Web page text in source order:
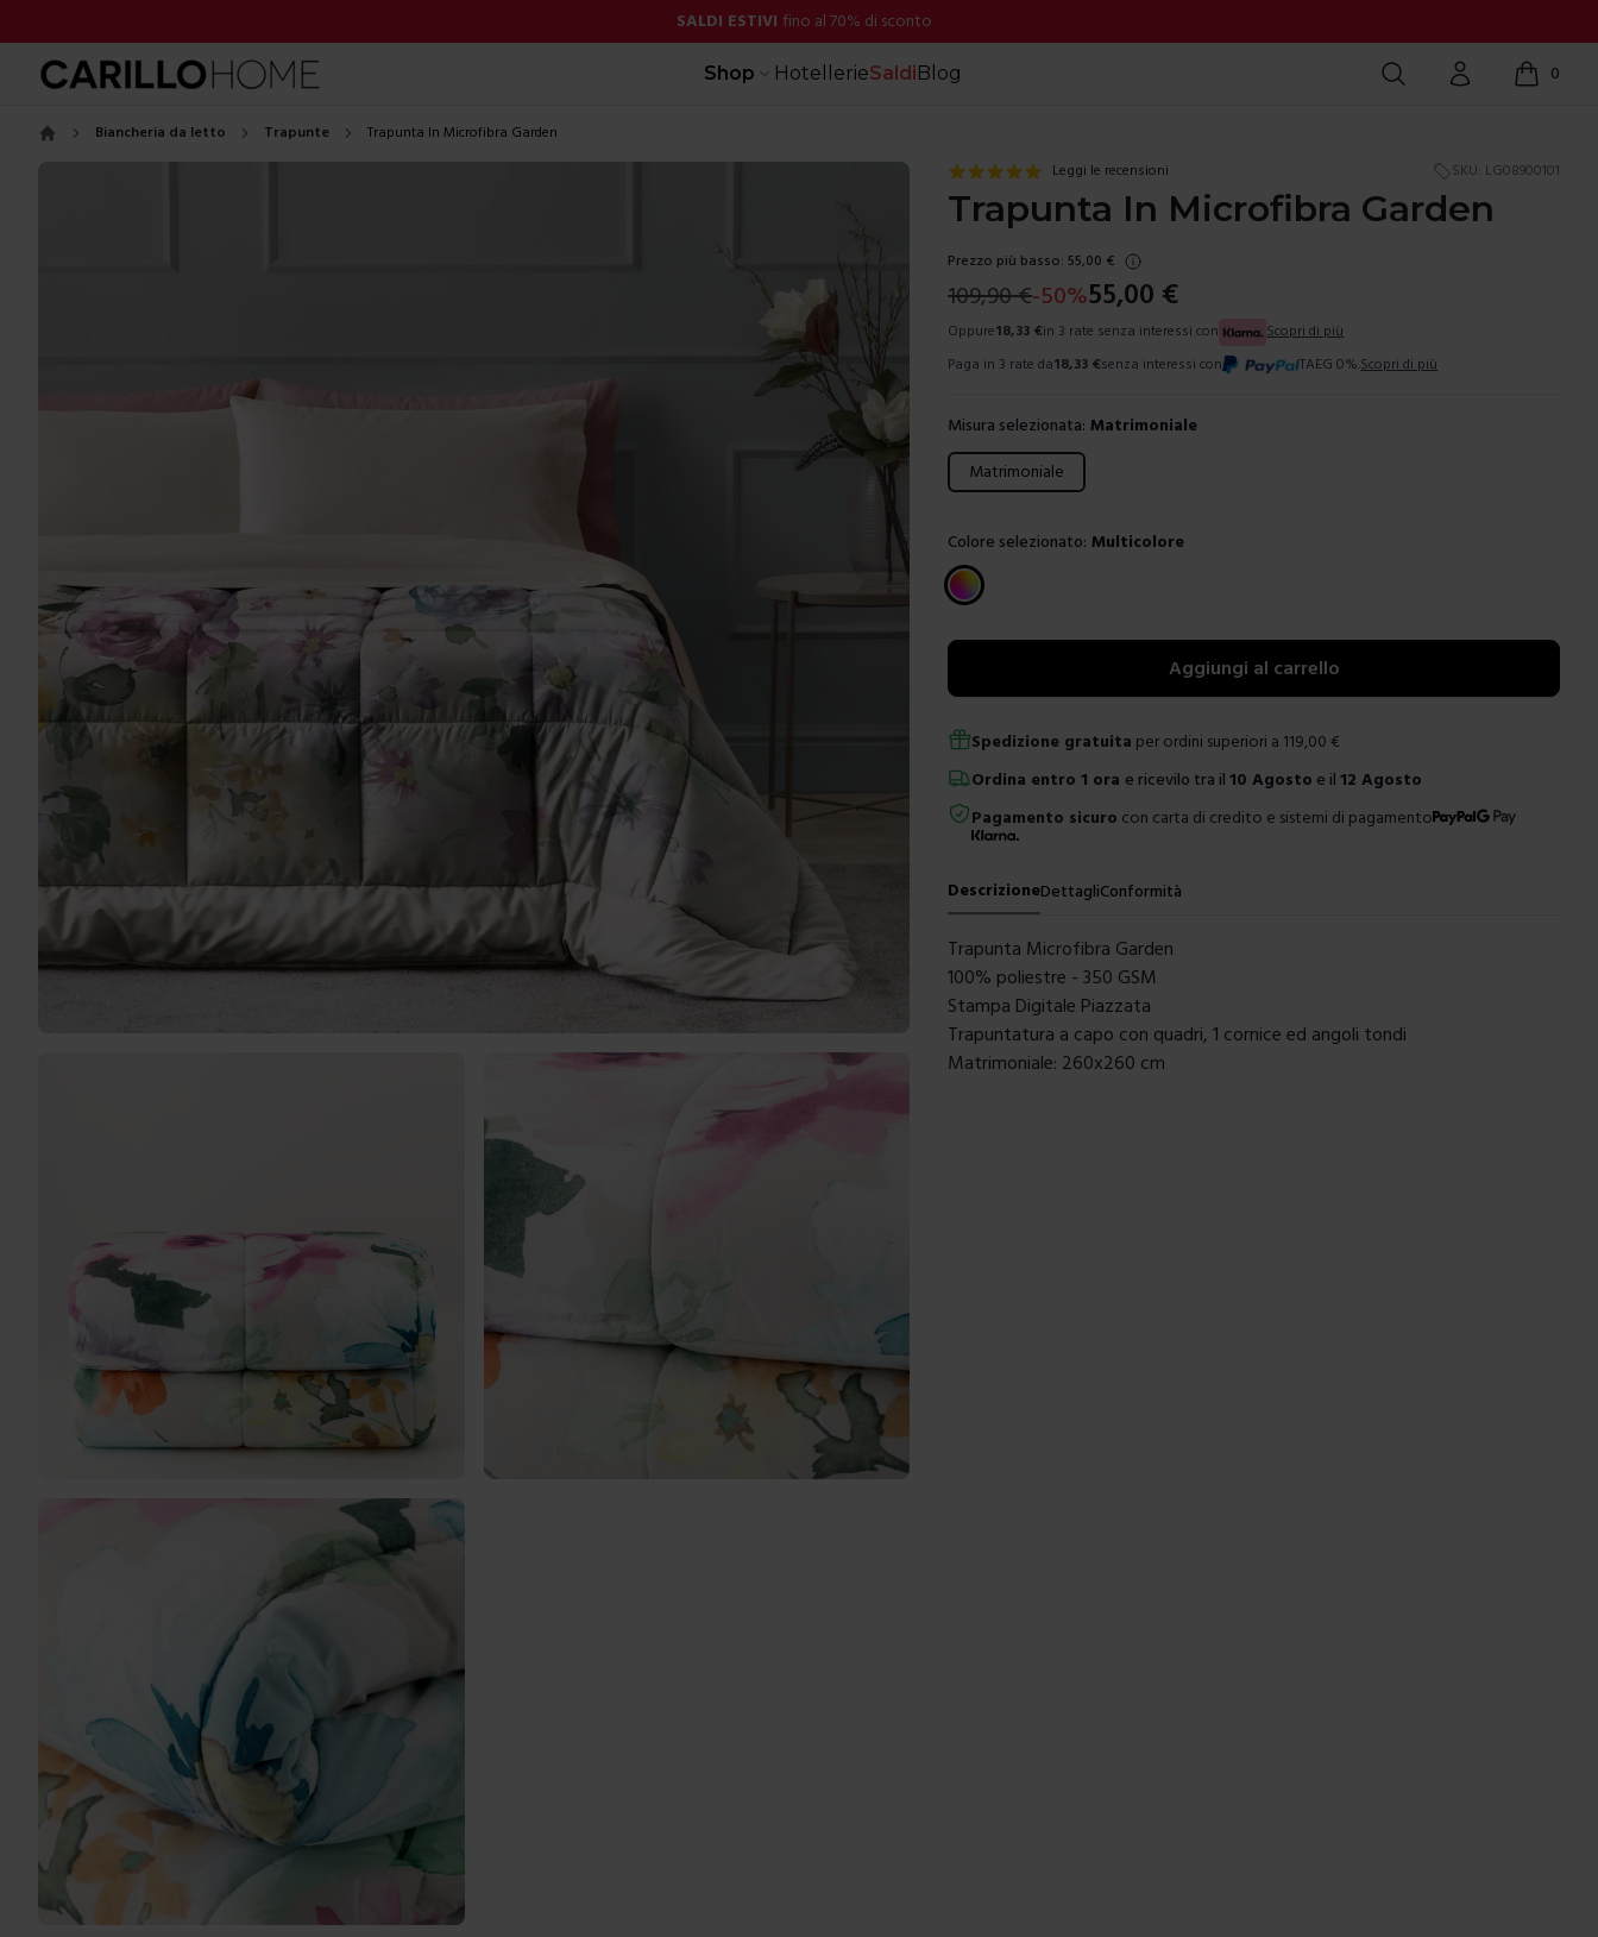
SALDI ESTIVI fino al 70% di sconto
Shop HotellerieSaldiBlog Cerca Account 0
items in
Biancheria da letto Trapunte Trapunta In Microfibra Garden
Leggi le recensioni SKU: LG08900101
Trapunta In Microfibra Garden
Prezzo più basso: 55,00 €
109,90€-50%55,00 €
Oppure18,33 €in 3 rate senza interessi con
Scopri di più
Paga in 3 rate da18,33 €senza interessi con TAEG 0%. Scopri di più
Misura selezionata: Matrimoniale
Scegli una misura
Matrimoniale
Colore selezionato: Multicolore
Scegli un colore
Aggiungi al carrello
Spedizione gratuita per ordini superiori a 119,00 €
Ordina entro1 ora e ricevilo tra il10 Agosto e il 12 Agosto
Pagamento sicuro con carta di credito e sistemi di pagamento
DescrizioneDettagliConformità
Trapunta Microfibra Garden
100% poliestre - 350 GSM
Stampa Digitale Piazzata
Trapuntatura a capo con quadri, 1 cornice ed angoli tondi
Matrimoniale: 260x260 cm